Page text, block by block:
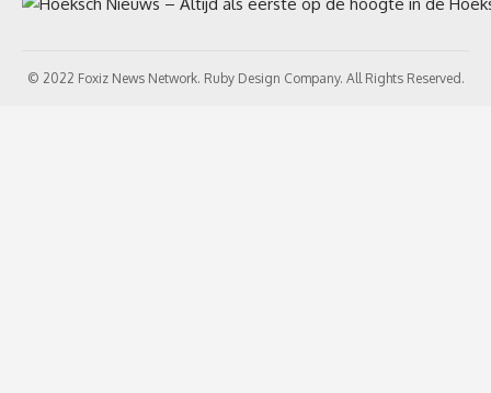
© 2022 Foxiz News Network. Ruby Design Company. All Rights Reserved.